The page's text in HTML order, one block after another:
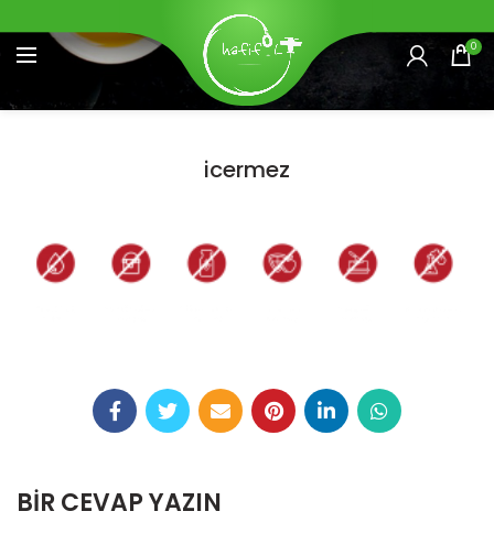
0
icermez
BIR CEVAP YAZIN